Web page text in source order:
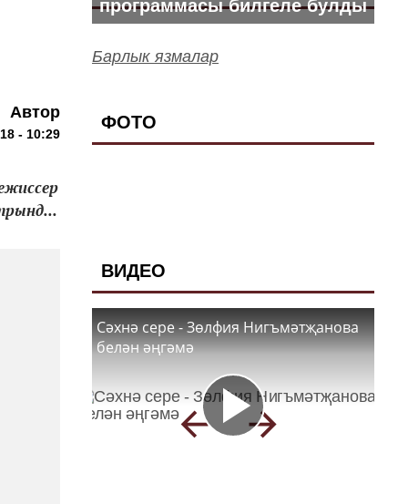
Автор
- 10:29
программасы билгеле булды
Барлык язмалар
ФОТО
ВИДЕО
Сәхнә сере - Зөлфия Нигъмәтҗанова
белән әңгәмә